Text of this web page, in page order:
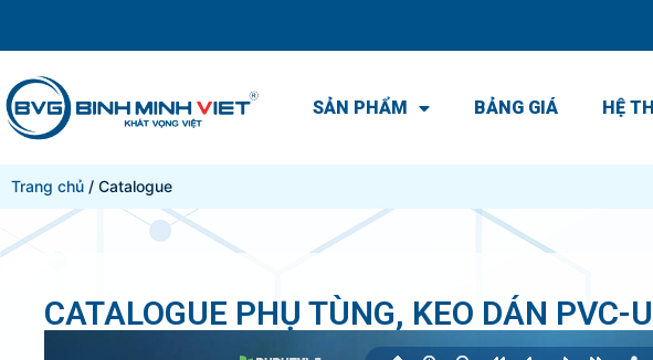
SẢN PHẨM BẢNG GIÁ HỆ
Trang chủ / Catalogue
CATALOGUE PHỤ TÙNG, KEO DÁN PVC-